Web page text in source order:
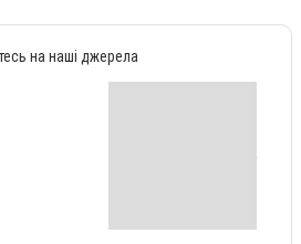
на наші джерела